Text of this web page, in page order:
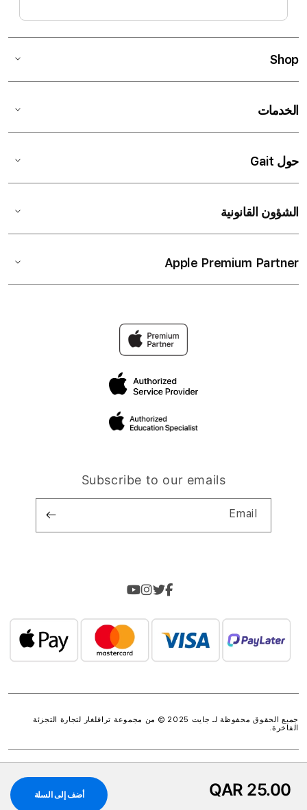
QAR 25.00 أضف إلى السلة
Shop
الخدمات
حول Gait
الشؤون القانونية
Apple Premium Partner
Subscribe to our emails
Email
جميع الحقوق محفوظة لـ جايت 2025 © من مجموعة
ترافلغار لتجارة التجزئة
الفاخرة.